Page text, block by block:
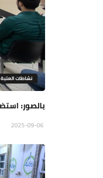
نشاطات
بالصور: